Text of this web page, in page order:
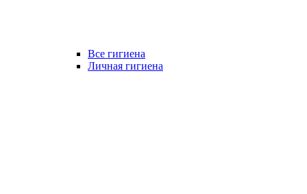
Все гигиена
Личная гигиена